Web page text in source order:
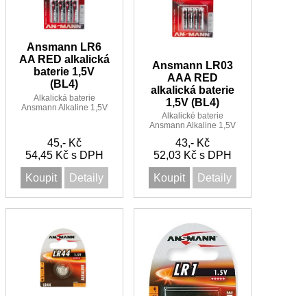
Ansmann LR6
AA RED alkalická
baterie 1,5V
(BL4)
Alkalická baterie
Ansmann Alkaline 1,5V
45,- Kč
54,45 Kč s DPH
Koupit
Detaily
Ansmann LR03
AAA RED
alkalická baterie
1,5V (BL4)
Alkalické baterie
Ansmann Alkaline 1,5V
43,- Kč
52,03 Kč s DPH
Koupit
Detaily